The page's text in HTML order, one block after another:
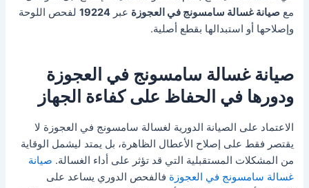
معصيانة غسالة سامسونج في العجوزة عبر19224 لفحص اللوحة
وإصلاحها أو استبدالها بقطع أصلية.
صيانة غسالة سامسونج في العجوزة
ودورها في الحفاظ على كفاءة الجهاز
الاعتماد على الصيانة الدورية لغسالة سامسونج في العجوزة لا
يقتصر فقط على إصلاح الأعطال الظاهرة، بل يمتد ليشمل الوقاية
من المشكلات المستقبلية التي قد تؤثر على أداء الغسالة. صيانة
غسالة سامسونج في العجوزة فالفحص الدوري يساعد على